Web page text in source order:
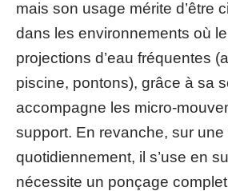
mais son usage mérite d’être
dans les environnements où
projections d’eau fréquentes
piscine, pontons), grâce à sa
accompagne les micro-
support. En revanche, sur
quotidiennement, il s’use en
nécessite un ponçage